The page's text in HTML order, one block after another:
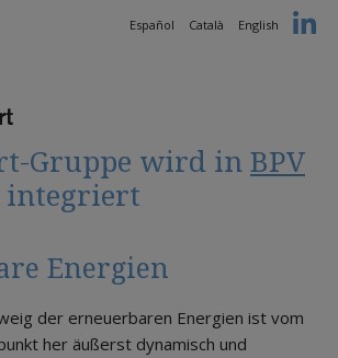
Español Català English
Gruppe wird in BPV
integriert
Energien
der erneuerbaren Energien ist vom
her äußerst dynamisch und